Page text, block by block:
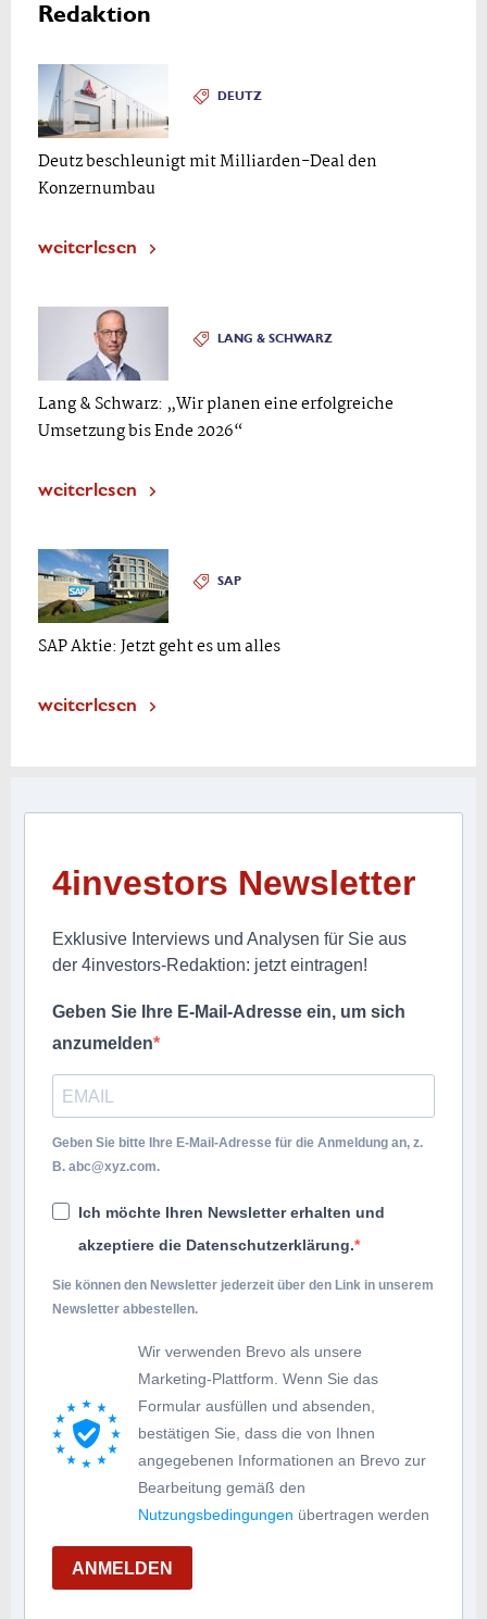
Redaktion
DEUTZ
Deutz beschleunigt mit Milliarden-Deal den
Konzernumbau
weiterlesen
LANG & SCHWARZ
Lang & Schwarz: „Wir planen eine erfolgreiche
Umsetzung bis Ende 2026“
weiterlesen
SAP
SAP Aktie: Jetzt geht es um alles
weiterlesen
4investors Newsletter
Exklusive Interviews und Analysen für Sie aus
der 4investors-Redaktion: jetzt eintragen!
Geben Sie Ihre E-Mail-Adresse ein, um sich
anzumelden
Geben Sie bitte Ihre E-Mail-Adresse für die Anmeldung an, z.
B. abc@xyz.com.
Ich möchte Ihren Newsletter erhalten und
akzeptiere die Datenschutzerklärung.
Sie können den Newsletter jederzeit über den Link in unserem
Newsletter abbestellen.
Wir verwenden Brevo als unsere
Marketing-Plattform. Wenn Sie das
Formular ausfüllen und absenden,
bestätigen Sie, dass die von Ihnen
angegebenen Informationen an Brevo zur
Bearbeitung gemäß den
Nutzungsbedingungen übertragen werden
ANMELDEN